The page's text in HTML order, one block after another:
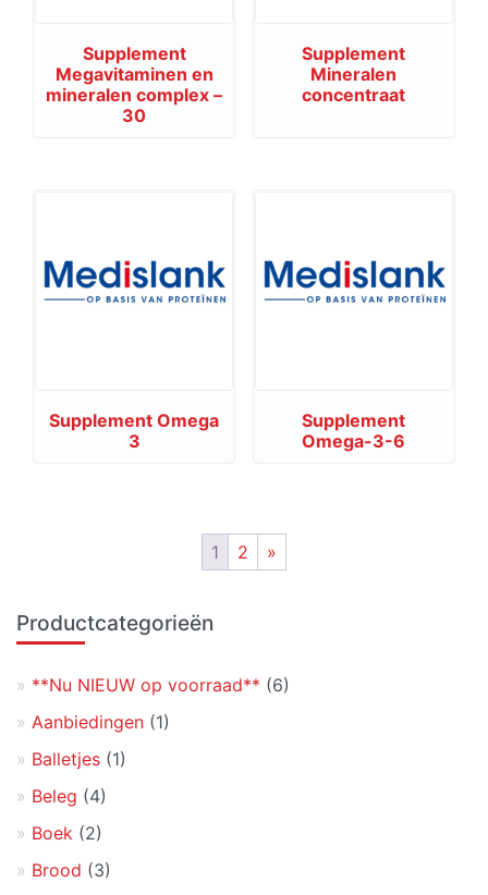
Supplement
Megavitaminen en
mineralen complex –
30
Supplement
Mineralen
concentraat
Supplement Omega
3
Supplement
Omega-3-6
1 2 »
Primaire
Sidebar
Productcategorieën
**Nu NIEUW op voorraad** (6)
Aanbiedingen (1)
Balletjes (1)
Beleg (4)
Boek (2)
Brood (3)